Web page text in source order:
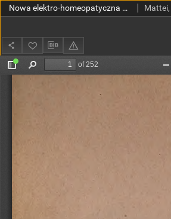
Nowa elektro-homeopatyczna metoda leczenia hr. Mattei : uzupełniona nowymi odkryciami i spostrzeżeniami z dodaniem opisu chorób i organizmu ludzkiego: podług dzieł francuzkich, włoskich i innych